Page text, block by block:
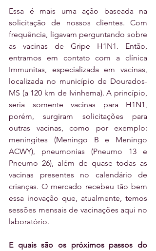
Essa é mais uma ação baseada na
solicitação de nossos clientes. Com
frequência, ligavam perguntando sobre
as vacinas de Gripe H1N1. Então,
entramos em contato com a clínica
Immunitas, especializada em vacinas,
localizada no município de Dourados-
MS (a 120 km de Ivinhema). A princípio,
seria somente vacinas para H1N1,
porém, surgiram solicitações para
outras vacinas, como por exemplo:
meningites (Meningo B e Meningo
ACWY), pneumonias (Pneumo 13 e
Pneumo 26), além de quase todas as
vacinas presentes no calendário de
crianças. O mercado recebeu tão bem
essa inovação que, atualmente, temos
sessões mensais de vacinações aqui no
laboratório.
E quais são os próximos passos do